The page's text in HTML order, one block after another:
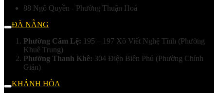
88 Ngô Quyền - Phường Thuận Hoá
ĐÀ NẴNG
Phường Cẩm Lệ: 195 – 197 Xô Viết Nghệ Tĩnh (Phường
Khuê Trung)
Phường Thanh Khê: 304 Điện Biên Phủ (Phường Chính
Gián)
KHÁNH HÒA